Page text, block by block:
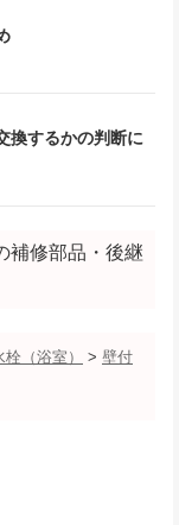
換するかの判断に
補修部品・後継
（浴室） > 壁付